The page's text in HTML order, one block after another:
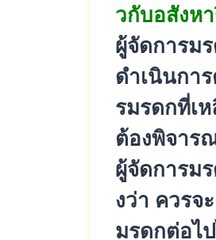
วกับอสังห
ผู้จัดการม
ดำเนินกา
รมรดกที่เ
ต้องพิจาร
ผู้จัดการม
งว่า ควรจ
มรดกต่อไ